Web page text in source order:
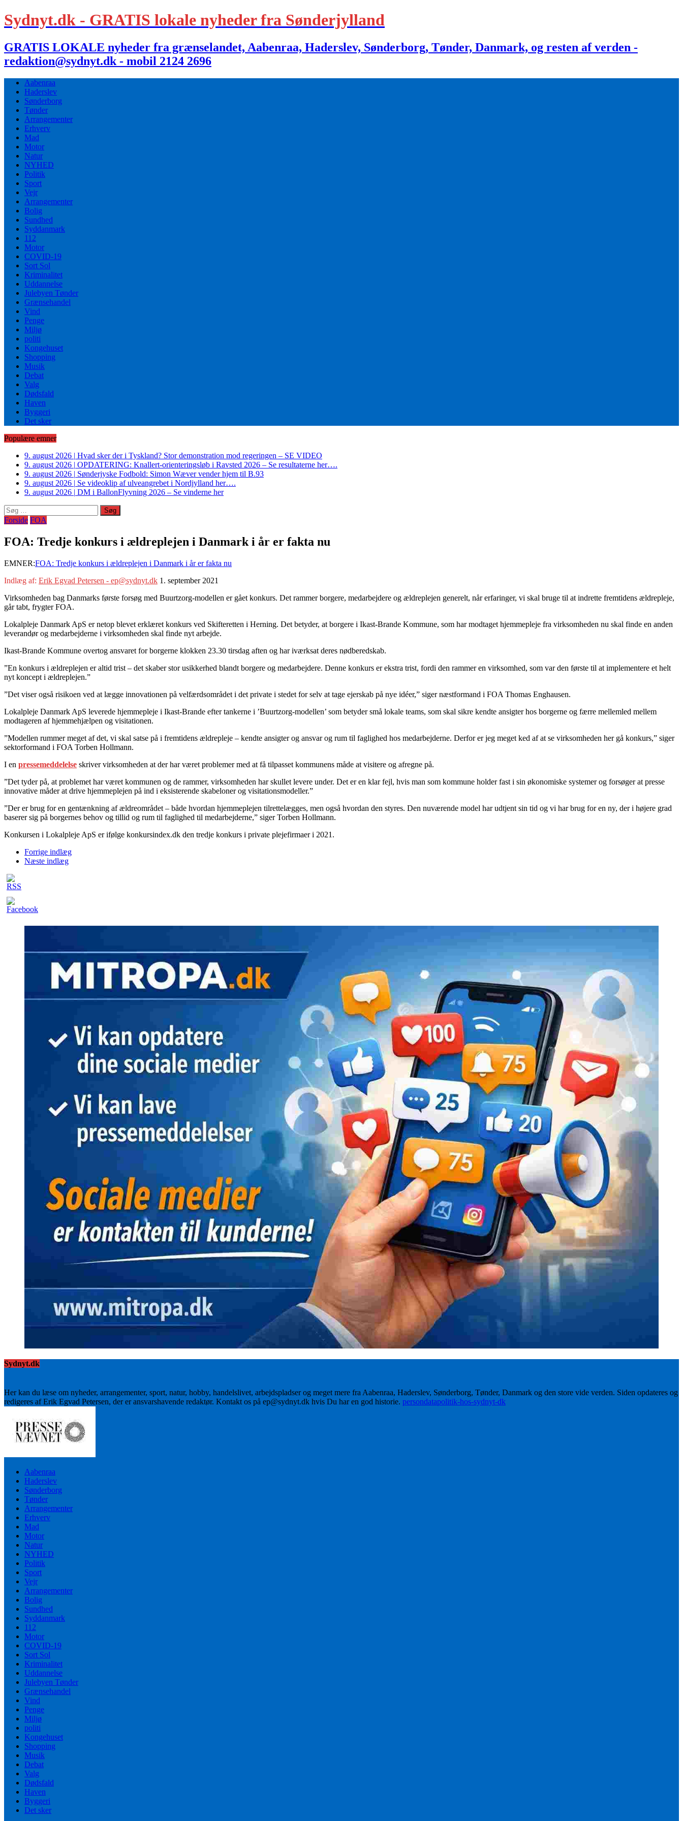
Sydnyt.dk - GRATIS lokale nyheder fra Sønderjylland
GRATIS LOKALE nyheder fra grænselandet, Aabenraa, Haderslev, Sønderborg, Tønder, Danmark, og resten af verden -
redaktion@sydnyt.dk - mobil 2124 2696
Aabenraa
Haderslev
Sønderborg
Tønder
Arrangementer
Erhverv
Mad
Motor
Natur
NYHED
Politik
Sport
Vejr
Arrangementer
Bolig
Sundhed
Syddanmark
112
Motor
COVID-19
Sort Sol
Kriminalitet
Uddannelse
Julebyen Tønder
Grænsehandel
Vind
Penge
Miljø
politi
Kongehuset
Shopping
Musik
Debat
Valg
Dødsfald
Haven
Byggeri
Det sker
Populære emner
9. august 2026 | Hvad sker der i Tyskland? Stor demonstration mod regeringen – SE VIDEO
9. august 2026 | OPDATERING: Knallert-orienteringsløb i Ravsted 2026 – Se resultaterne her….
9. august 2026 | Sønderjyske Fodbold: Simon Wæver vender hjem til B.93
9. august 2026 | Se videoklip af ulveangrebet i Nordjylland her….
9. august 2026 | DM i BallonFlyvning 2026 – Se vinderne her
Søg
efter:
Forside FOA
FOA: Tredje konkurs i ældreplejen i Danmark i år er fakta nu
EMNER:FOA: Tredje konkurs i ældreplejen i Danmark i år er fakta nu
Indlæg af: Erik Egvad Petersen - ep@sydnyt.dk 1. september 2021
Virksomheden bag Danmarks første forsøg med Buurtzorg-modellen er gået konkurs. Det rammer borgere, medarbejdere og ældreplejen generelt, når erfaringer, vi skal bruge til at indrette fremtidens ældrepleje,
går tabt, frygter FOA.
Lokalpleje Danmark ApS er netop blevet erklæret konkurs ved Skifteretten i Herning. Det betyder, at borgere i Ikast-Brande Kommune, som har modtaget hjemmepleje fra virksomheden nu skal finde en anden
leverandør og medarbejderne i virksomheden skal finde nyt arbejde.
Ikast-Brande Kommune overtog ansvaret for borgerne klokken 23.30 tirsdag aften og har iværksat deres nødberedskab.
”En konkurs i ældreplejen er altid trist – det skaber stor usikkerhed blandt borgere og medarbejdere. Denne konkurs er ekstra trist, fordi den rammer en virksomhed, som var den første til at implementere et helt
nyt koncept i ældreplejen.”
”Det viser også risikoen ved at lægge innovationen på velfærdsområdet i det private i stedet for selv at tage ejerskab på nye idéer,” siger næstformand i FOA Thomas Enghausen.
Lokalpleje Danmark ApS leverede hjemmepleje i Ikast-Brande efter tankerne i ’Buurtzorg-modellen’ som betyder små lokale teams, som skal sikre kendte ansigter hos borgerne og færre mellemled mellem
modtageren af hjemmehjælpen og visitationen.
”Modellen rummer meget af det, vi skal satse på i fremtidens ældrepleje – kendte ansigter og ansvar og rum til faglighed hos medarbejderne. Derfor er jeg meget ked af at se virksomheden her gå konkurs,” siger
sektorformand i FOA Torben Hollmann.
I en pressemeddelelse skriver virksomheden at der har været problemer med at få tilpasset kommunens måde at visitere og afregne på.
”Det tyder på, at problemet har været kommunen og de rammer, virksomheden har skullet levere under. Det er en klar fejl, hvis man som kommune holder fast i sin økonomiske systemer og forsøger at presse
innovative måder at drive hjemmeplejen på ind i eksisterende skabeloner og visitationsmodeller.”
”Der er brug for en gentænkning af ældreområdet – både hvordan hjemmeplejen tilrettelægges, men også hvordan den styres. Den nuværende model har udtjent sin tid og vi har brug for en ny, der i højere grad
baserer sig på borgernes behov og tillid og rum til faglighed til medarbejderne,” siger Torben Hollmann.
Konkursen i Lokalpleje ApS er ifølge konkursindex.dk den tredje konkurs i private plejefirmaer i 2021.
Forrige indlæg
Næste indlæg
Sydnyt.dk
Her kan du læse om nyheder, arrangementer, sport, natur, hobby, handelslivet, arbejdspladser og meget mere fra Aabenraa, Haderslev, Sønderborg, Tønder, Danmark og den store vide verden. Siden opdateres og
redigeres af Erik Egvad Petersen, der er ansvarshavende redaktør. Kontakt os på ep@sydnyt.dk hvis Du har en god historie. persondatapolitik-hos-sydnyt-dk
Aabenraa
Haderslev
Sønderborg
Tønder
Arrangementer
Erhverv
Mad
Motor
Natur
NYHED
Politik
Sport
Vejr
Arrangementer
Bolig
Sundhed
Syddanmark
112
Motor
COVID-19
Sort Sol
Kriminalitet
Uddannelse
Julebyen Tønder
Grænsehandel
Vind
Penge
Miljø
politi
Kongehuset
Shopping
Musik
Debat
Valg
Dødsfald
Haven
Byggeri
Det sker